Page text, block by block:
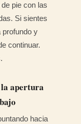
pie con las
Si sientes
profundo y
continuar.
la apertura
hacia